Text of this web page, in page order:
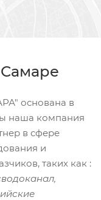
основана в
наша компания
в сфере
и
таких как :